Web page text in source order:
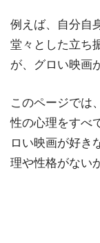
例えば、自分自
堂々とした立ち
が、グロい映画
このページでは
性の心理をすべ
ロい映画が好き
理や性格がない